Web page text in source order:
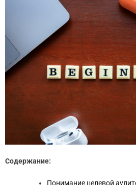
Содержание:
Понимание целевой